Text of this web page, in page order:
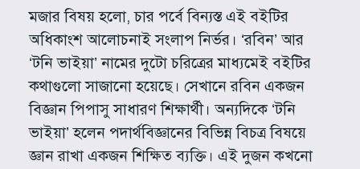
মজার বিষয় হলো, চার পর্বে বিন্যস্ত এই বইটির
অধিকাংশ আলোচনাই সংলাপ নির্ভর। ‘রবিন’ আর
‘টনি ভাইয়া’ নামের দুটো চরিত্রের মাধ্যমেই বইটির
কথাগুলো সাজানো হয়েছে। সেখানে রবিন একজন
বিজ্ঞান পিপাসু সাধারণ শিক্ষার্থী। অন্যদিকে ‘টনি
ভাইয়া’ হলেন পদার্থবিজ্ঞানের বিভিন্ন বিচত্র বিষয়ে
জ্ঞান রাখা একজন শিক্ষিত ব্যক্তি। এই দুজন কখনো